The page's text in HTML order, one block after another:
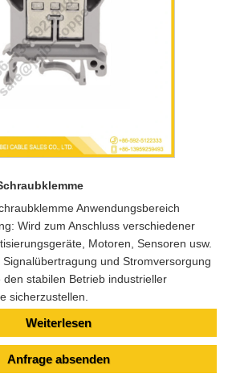
Anwendungsbereich
Wird zum Anschluss verschiedener
Motoren, Sensoren usw.
und Stromversorgung
stabilen Betrieb industrieller
sicherzustellen.
Weiterlesen
Anfrage absenden